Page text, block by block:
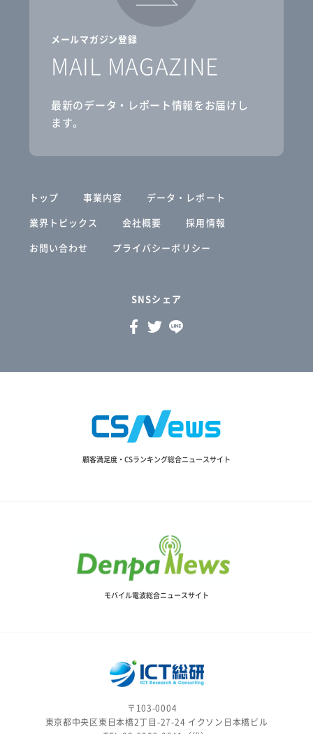
メールマガジン登録
MAIL MAGAZINE
最新のデータ・レポート情報をお届けし
ます。
トップ 事業内容
データ・レポート
業界トピックス
会社概要
採用情報
お問い合わせ
プライバシーポリシー
SNSシェア
顧客満足度・CSランキング総合ニュースサイト
モバイル電波総合ニュースサイト
〒103-0004
東京都中央区東日本橋2丁目-27-24 イクソン日本橋ビル